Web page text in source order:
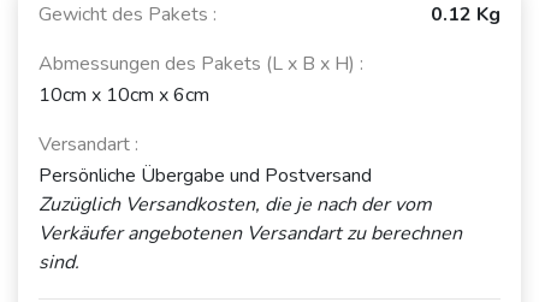
Gewicht des Pakets :
0.12 Kg
Abmessungen des Pakets (L x B x H) :
10cm x 10cm x 6cm
Versandart :
Persönliche Übergabe und Postversand
Zuzüglich Versandkosten, die je nach der vom
Verkäufer angebotenen Versandart zu berechnen
sind.